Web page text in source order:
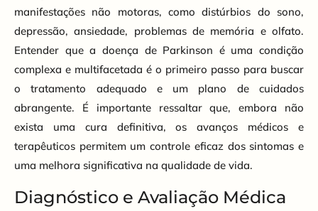
manifestações não motoras, como distúrbios do sono,
depressão, ansiedade, problemas de memória e olfato.
Entender que a doença de Parkinson é uma condição
complexa e multifacetada é o primeiro passo para buscar
o tratamento adequado e um plano de cuidados
abrangente. É importante ressaltar que, embora não
exista uma cura definitiva, os avanços médicos e
terapêuticos permitem um controle eficaz dos sintomas e
uma melhora significativa na qualidade de vida.
Diagnóstico e Avaliação Médica